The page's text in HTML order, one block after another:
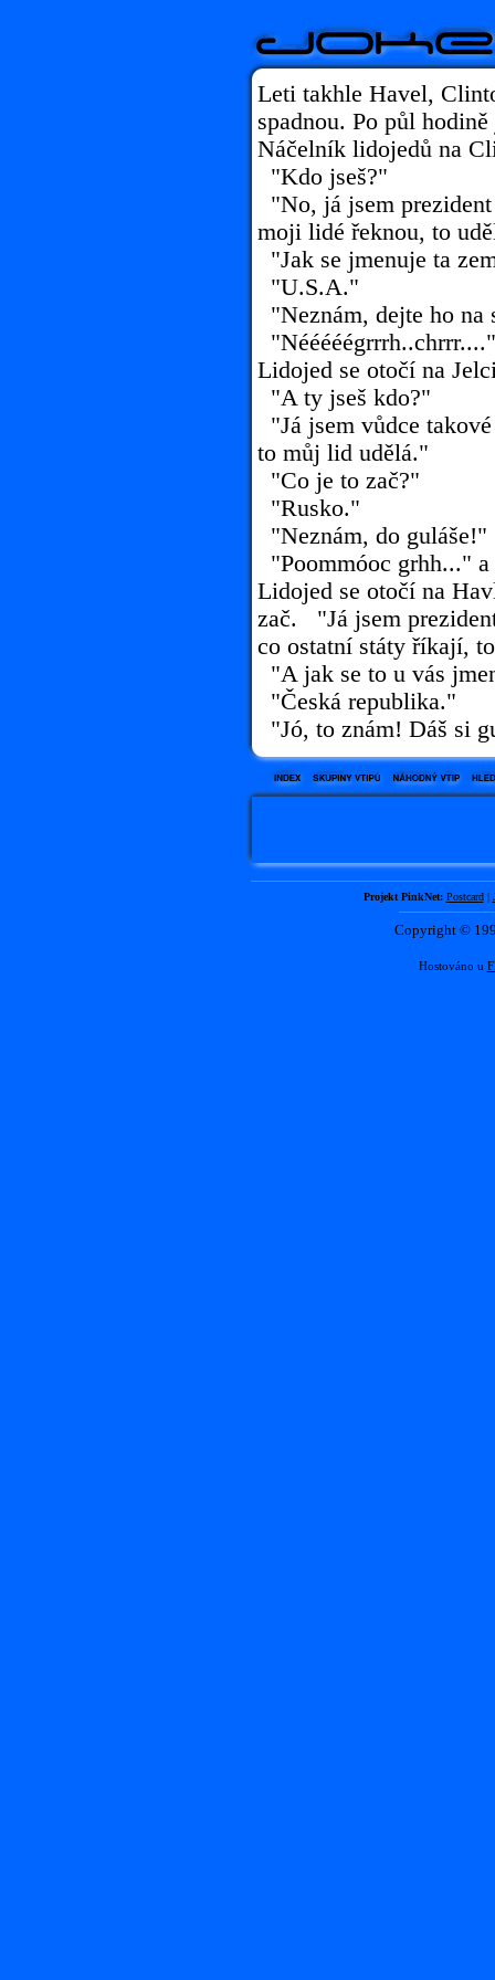
Leti takhle Havel,
spadnou. Po půl
Náčelník lidojedů na
"Kdo jseš?"
"No, já jsem
moji lidé řeknou, to
"Jak se jmenuje ta
"U.S.A."
"Neznám, dejte ho
Lidojed se otočí na
"A ty jseš kdo?"
"Já jsem vůdce
to můj lid udělá."
"Co je to zač?"
"Rusko."
"Neznám, do guláše!"
"Poommóoc grhh..."
Lidojed se otočí na
zač. "Já jsem
co ostatní státy říkají,
"A jak se to u vás
"Česká republika."
"Jó, to znám! Dáš si
Projekt PinkNet: Postcard|
Copyright ©
Hostováno u